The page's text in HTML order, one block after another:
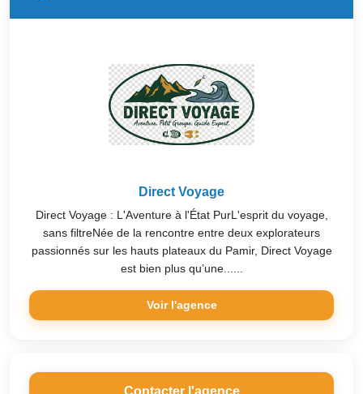
Direct Voyage
Direct Voyage : L'Aventure à l'État PurL'esprit du voyage,
sans filtreNée de la rencontre entre deux explorateurs
passionnés sur les hauts plateaux du Pamir, Direct Voyage
est bien plus qu’une......
Voir l'agence
Contacter l'agence